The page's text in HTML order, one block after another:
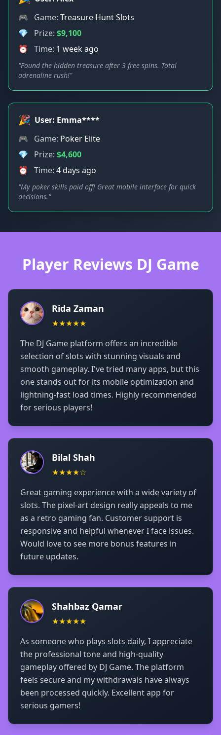
🎮
Game: Treasure Hunt Slots
💎
Prize: $9,100
⏰
Time: 1 week ago
"Found the hidden treasure after 3 free spins. Total
adrenaline rush!"
🎉 User: Emma****
🎮
Game: Poker Elite
💎
Prize: $4,600
⏰
Time: 4 days ago
"My poker skills paid off! Great mobile interface for quick
decisions."
Player Reviews DJ Game
Rida Zaman
★★★★★
The DJ Game platform offers an incredible
selection of slots with stunning visuals and
smooth gameplay. I've tried many apps, but this
one stands out for its mobile optimization and
lightning-fast load times. Highly recommended
for serious players!
Bilal Shah
★★★★☆
Great gaming experience with a wide variety of
slots. The pixel-art design really appeals to me
as a retro gaming fan. Customer support is
responsive and helpful whenever I face issues.
Would love to see more bonus features in
future updates.
Shahbaz Qamar
★★★★★
As someone who plays slots daily, I appreciate
the professional tone and high-quality
gameplay offered by DJ Game. The platform
feels secure and my withdrawals have always
been processed quickly. Excellent app for
serious gamers!